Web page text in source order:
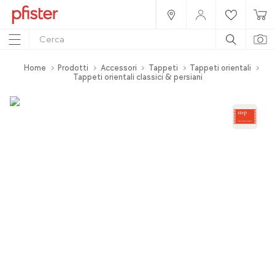
Home Prodotti Accessori Tappeti
Tappeti orientali
Tappeti orientali classici & persiani